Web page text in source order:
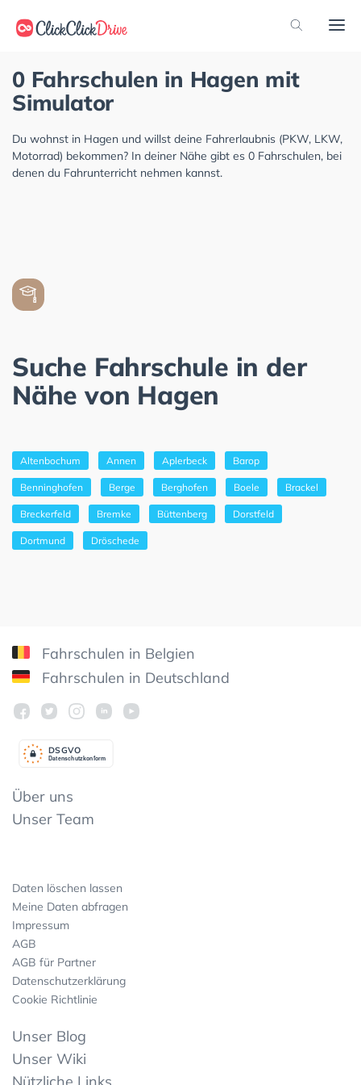
0 Fahrschulen in Hagen mit
Simulator
Du wohnst in Hagen und willst deine Fahrerlaubnis (PKW, LKW,
Motorrad) bekommen? In deiner Nähe gibt es 0 Fahrschulen, bei
denen du Fahrunterricht nehmen kannst.
Suche Fahrschule in der
Nähe von Hagen
Altenbochum Annen Aplerbeck Barop
Benninghofen Berge Berghofen Boele Brackel
Breckerfeld Bremke Büttenberg Dorstfeld
Dortmund Dröschede
Fahrschulen in Belgien
Fahrschulen in Deutschland
Datenschutzkonform
DSGVO
Über uns
Unser Team
Daten löschen lassen
Meine Daten abfragen
Impressum
AGB
AGB für Partner
Datenschutzerklärung
Cookie Richtlinie
Unser Blog
Unser Wiki